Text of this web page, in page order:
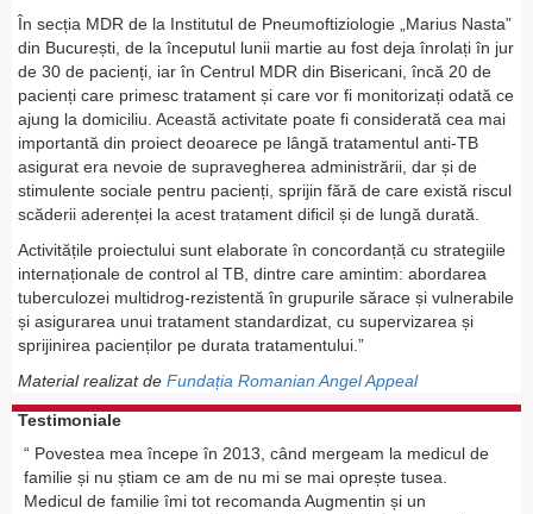
În secția MDR de la Institutul de Pneumoftiziologie „Marius Nasta”
din București, de la începutul lunii martie au fost deja înrolați în jur
de 30 de pacienți, iar în Centrul MDR din Bisericani, încă 20 de
pacienți care primesc tratament și care vor fi monitorizați odată ce
ajung la domiciliu. Această activitate poate fi considerată cea mai
importantă din proiect deoarece pe lângă tratamentul anti-TB
asigurat era nevoie de supravegherea administrării, dar și de
stimulente sociale pentru pacienți, sprijin fără de care există riscul
scăderii aderenței la acest tratament dificil și de lungă durată.
Activitățile proiectului sunt elaborate în concordanță cu strategiile
internaționale de control al TB, dintre care amintim: abordarea
tuberculozei multidrog-rezistentă în grupurile sărace și vulnerabile
și asigurarea unui tratament standardizat, cu supervizarea și
sprijinirea pacienților pe durata tratamentului.”
Material realizat de Fundația Romanian Angel Appeal
Testimoniale
Povestea mea începe în 2013, când mergeam la medicul de
familie și nu știam ce am de nu mi se mai oprește tusea.
Medicul de familie îmi tot recomanda Augmentin și un